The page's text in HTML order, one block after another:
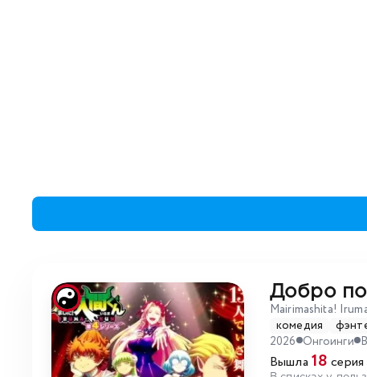
Добро
Mairimashita!
комедия
2026 Онгоинги
Вышла 18